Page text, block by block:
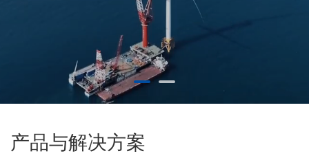
产品与解决方案